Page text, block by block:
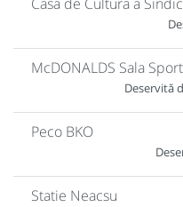
McDONALDS Sala
Deservită
Peco BKO
Statie Neacsu